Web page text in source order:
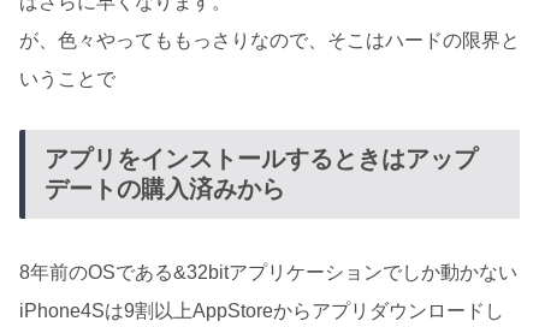
が、色々やってももっさりなので、そこはハードの限界と
いうことで
アプリをインストールするときはアップ
デートの購入済みから
8年前のOSである&32bitアプリケーションでしか動かない
iPhone4Sは9割以上AppStoreからアプリダウンロードし